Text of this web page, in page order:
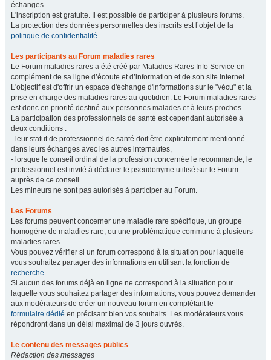
échanges.
L'inscription est gratuite. Il est possible de participer à plusieurs forums.
La protection des données personnelles des inscrits est l’objet de la
politique de confidentialité.
Les participants au Forum maladies rares
Le Forum maladies rares a été créé par Maladies Rares Info Service en
complément de sa ligne d’écoute et d’information et de son site internet.
L'objectif est d'offrir un espace d'échange d'informations sur le "vécu" et la
prise en charge des maladies rares au quotidien. Le Forum maladies rares
est donc en priorité destiné aux personnes malades et à leurs proches.
La participation des professionnels de santé est cependant autorisée à
deux conditions :
- leur statut de professionnel de santé doit être explicitement mentionné
dans leurs échanges avec les autres internautes,
- lorsque le conseil ordinal de la profession concernée le recommande, le
professionnel est invité à déclarer le pseudonyme utilisé sur le Forum
auprès de ce conseil.
Les mineurs ne sont pas autorisés à participer au Forum.
Les Forums
Les forums peuvent concerner une maladie rare spécifique, un groupe
homogène de maladies rare, ou une problématique commune à plusieurs
maladies rares.
Vous pouvez vérifier si un forum correspond à la situation pour laquelle
vous souhaitez partager des informations en utilisant la fonction de
recherche.
Si aucun des forums déjà en ligne ne correspond à la situation pour
laquelle vous souhaitez partager des informations, vous pouvez demander
aux modérateurs de créer un nouveau forum en complétant le
formulaire dédié en précisant bien vos souhaits. Les modérateurs vous
répondront dans un délai maximal de 3 jours ouvrés.
Le contenu des messages publics
Rédaction des messages